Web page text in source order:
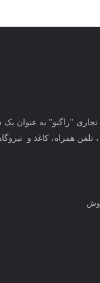
تجاری "راگنو" به عنوان
تلفن همراه، کاغذ و